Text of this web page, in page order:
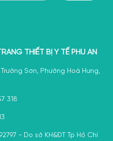
THIẾT BỊ Y TẾ PHÚ AN
Sơn, Phường Hoà Hưng,
318
- Do sở KH&ĐT Tp Hồ Chí